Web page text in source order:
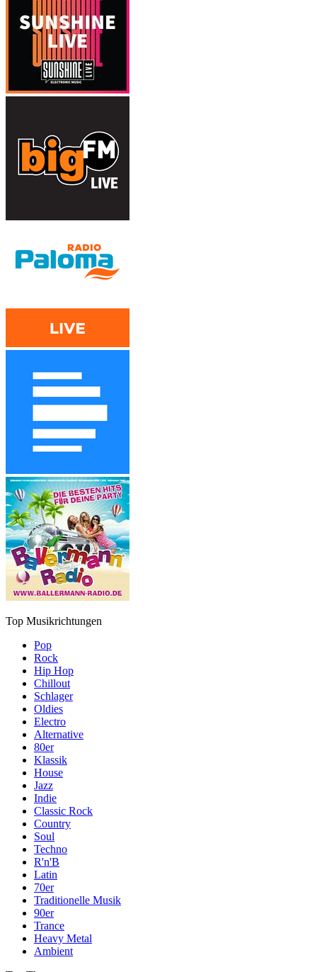
Top Musikrichtungen
Pop
Rock
Hip Hop
Chillout
Schlager
Oldies
Electro
Alternative
80er
Klassik
House
Jazz
Indie
Classic Rock
Country
Soul
Techno
R'n'B
Latin
70er
Traditionelle Musik
90er
Trance
Heavy Metal
Ambient